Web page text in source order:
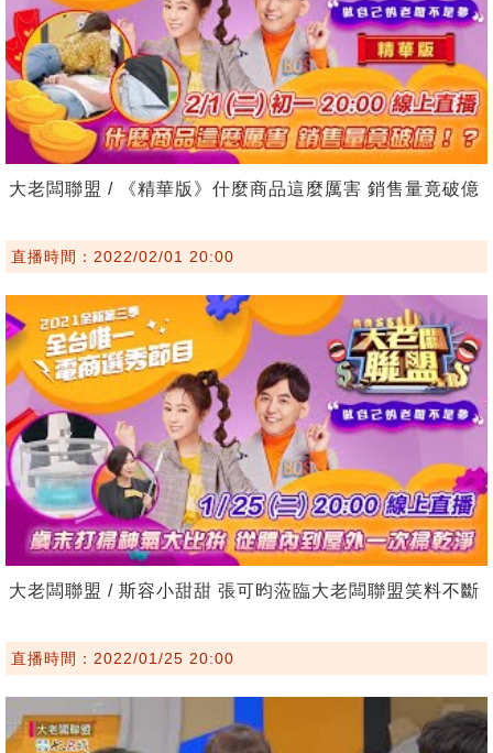
大老闆聯盟 / 《精華版》什麼商品這麼厲害 銷售量竟破億
直播時間：2022/02/01 20:00
大老闆聯盟 / 斯容小甜甜 張可昀蒞臨大老闆聯盟笑料不斷
直播時間：2022/01/25 20:00